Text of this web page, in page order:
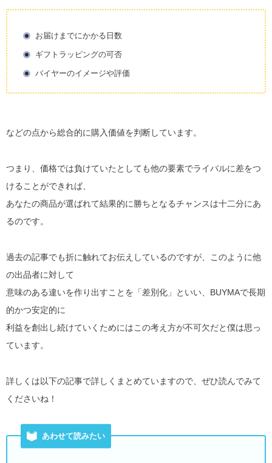
お届けまでにかかる日数
ギフトラッピングの可否
バイヤーのイメージや評価
などの点から総合的に購入価値を判断しています。
つまり、価格では負けていたとしても他の要素でライバルに差をつ
けることができれば、
あなたの商品が選ばれて結果的に勝ちとなるチャンスは十二分にあ
るのです。
過去の記事でも折に触れてお伝えしているのですが、このように他
の出品者に対して
意味のある違いを作り出すことを「差別化」といい、BUYMAで長期
的かつ安定的に
利益を創出し続けていくためにはこの考え方が不可欠だと僕は思っ
ています。
詳しくは以下の記事で詳しくまとめていますので、ぜひ読んでみて
くださいね！
あわせて読みたい